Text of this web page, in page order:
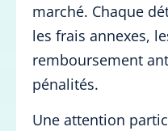
marché. Chaque
les frais annexes,
remboursement
pénalités.
Une attention